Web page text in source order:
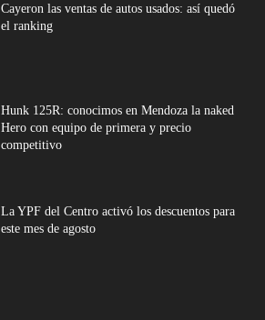
Cayeron las ventas de autos usados: así quedó
el ranking
Hunk 125R: conocimos en Mendoza la naked
Hero con equipo de primera y precio
competitivo
La YPF del Centro activó los descuentos para
este mes de agosto